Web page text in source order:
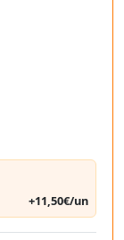
+11,50€/un